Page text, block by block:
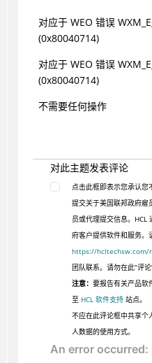
对应于 WEO 错误
(0x80040714)
对应于 WEO 错误
(0x80040714)
不需要任何操作
对此主题发表评论
点击此框即表示您承认您
提交关于美国联邦政府雇
员或代理提交信息。HCL
府客户提供软件和服务。
https://hcltechsw.com/
团队联系。请勿在此“评
注意： 要报告有关产品软
至 HCL 软件支持站点。
不应在此评论框中共享个
人数据的使用方式。